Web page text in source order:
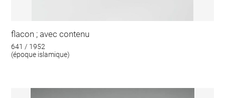
flacon ; avec contenu
641 / 1952
(époque islamique)